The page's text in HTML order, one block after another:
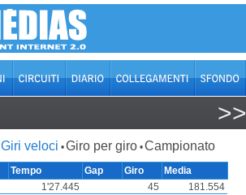
>>
Giri veloci •Giro per giro •Campionato
Tempo Gap Giro
Media
1'27.445 45
181.554